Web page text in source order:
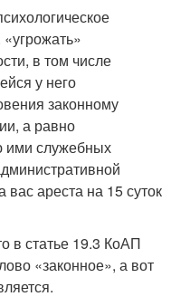
в том числе
у него
законному
а равно
ими служебных
ареста на 15 суток
в статье 19.3 КоАП
«законное», а вот